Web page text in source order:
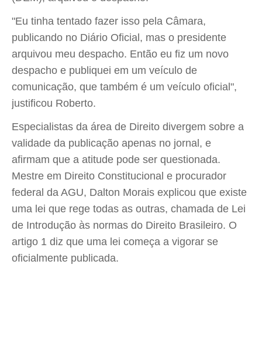
"Eu tinha tentado fazer isso pela Câmara,
publicando no Diário Oficial, mas o presidente
arquivou meu despacho. Então eu fiz um novo
despacho e publiquei em um veículo de
comunicação, que também é um veículo oficial",
justificou Roberto.
Especialistas da área de Direito divergem sobre a
validade da publicação apenas no jornal, e
afirmam que a atitude pode ser questionada.
Mestre em Direito Constitucional e procurador
federal da AGU, Dalton Morais explicou que existe
uma lei que rege todas as outras, chamada de Lei
de Introdução às normas do Direito Brasileiro. O
artigo 1 diz que uma lei começa a vigorar se
oficialmente publicada.